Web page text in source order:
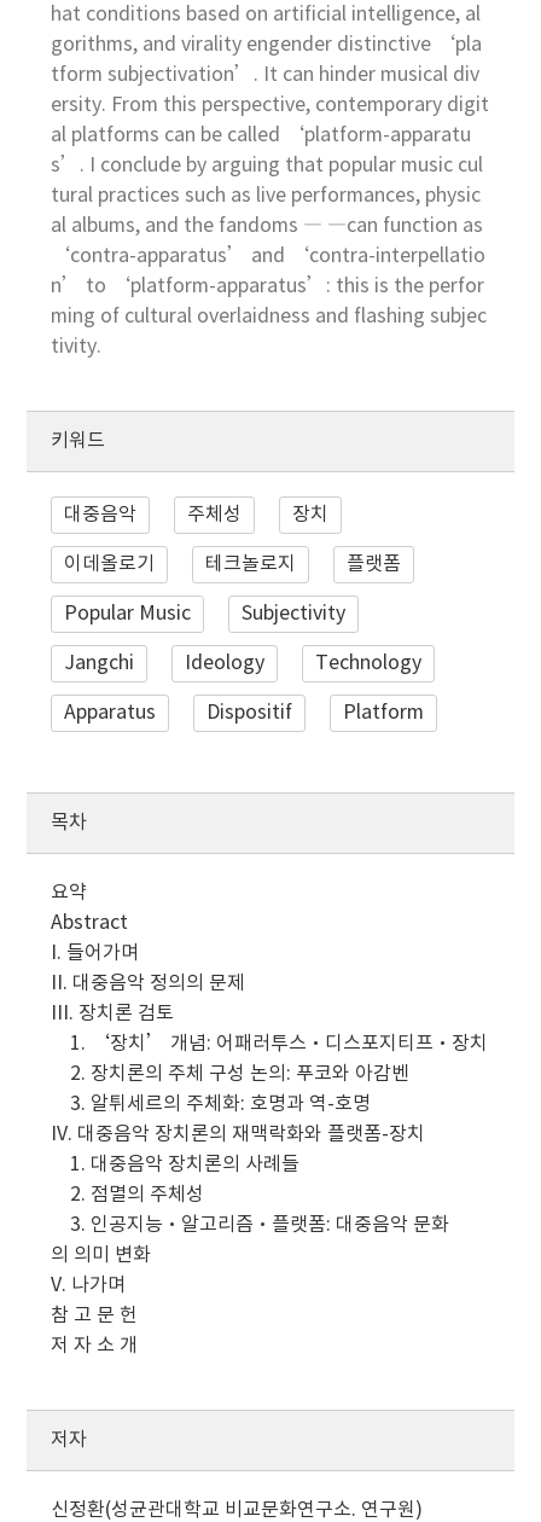
hat conditions based on artificial intelligence, al
gorithms, and virality engender distinctive ‘pla
tform subjectivation’. It can hinder musical div
ersity. From this perspective, contemporary digit
al platforms can be called ‘platform-apparatu
s’. I conclude by arguing that popular music cul
tural practices such as live performances, physic
al albums, and the fandoms ― ―can function as
‘contra-apparatus’ and ‘contra-interpellatio
n’ to ‘platform-apparatus’: this is the perfor
ming of cultural overlaidness and flashing subjec
tivity.
키워드
대중음악 주체성 장치
이데올로기 테크놀로지 플랫폼
Popular Music Subjectivity
Jangchi Ideology Technology
Apparatus Dispositif Platform
목차
요약
Abstract
I. 들어가며
II. 대중음악 정의의 문제
III. 장치론 검토
1. ‘장치’ 개념: 어패러투스·디스포지티프·장치
2. 장치론의 주체 구성 논의: 푸코와 아감벤
3. 알튀세르의 주체화: 호명과 역-호명
IV. 대중음악 장치론의 재맥락화와 플랫폼-장치
1. 대중음악 장치론의 사례들
2. 점멸의 주체성
3. 인공지능·알고리즘·플랫폼: 대중음악 문화
의 의미 변화
V. 나가며
참 고 문 헌
저 자 소 개
저자
신정환(성균관대학교 비교문화연구소. 연구원)